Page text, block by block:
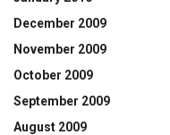
December 2009
November 2009
October 2009
September 2009
August 2009